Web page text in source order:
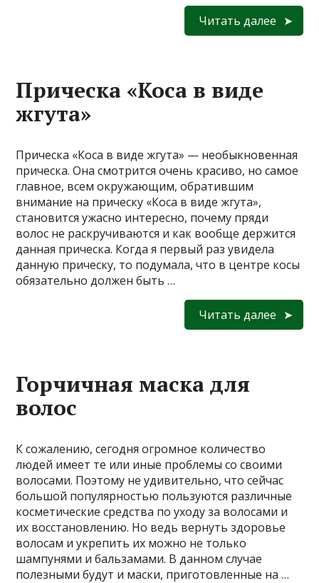
Читать далее
Прическа «Коса в виде
жгута»
Прическа «Коса в виде жгута» — необыкновенная
прическа. Она смотрится очень красиво, но самое
главное, всем окружающим, обратившим
внимание на прическу «Коса в виде жгута»,
становится ужасно интересно, почему пряди
волос не раскручиваются и как вообще держится
данная прическа. Когда я первый раз увидела
данную прическу, то подумала, что в центре косы
обязательно должен быть …
Читать далее
Горчичная маска для
волос
К сожалению, сегодня огромное количество
людей имеет те или иные проблемы со своими
волосами. Поэтому не удивительно, что сейчас
большой популярностью пользуются различные
косметические средства по уходу за волосами и
их восстановлению. Но ведь вернуть здоровье
волосам и укрепить их можно не только
шампунями и бальзамами. В данном случае
полезными будут и маски, приготовленные на …